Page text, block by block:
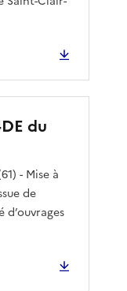
du
- Mise à
de
d’ouvrages